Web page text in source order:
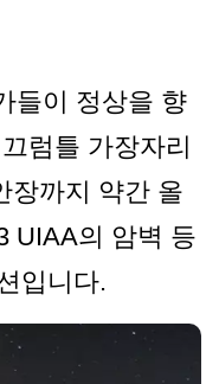
들이 정상을 향
럼틀 가장자리
장까지 약간 올
UIAA의 암벽 등
입니다.